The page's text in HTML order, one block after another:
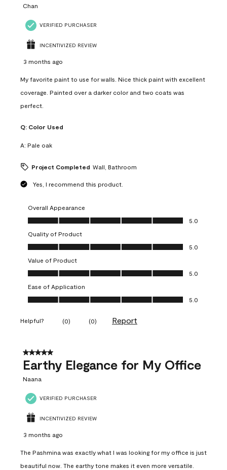
Chan
VERIFIED PURCHASER
INCENTIVIZED REVIEW
3 months ago
My favorite paint to use for walls. Nice thick paint with excellent
coverage. Painted over a darker color and two coats was
perfect.
Q: Color Used
A: Pale oak
Project Completed Wall, Bathroom
Yes, I recommend this product.
Overall Appearance
Overall Appearance, 5.0 out of 5
5.0
Quality of Product
Quality of Product, 5.0 out of 5
5.0
Value of Product
Value of Product, 5.0 out of 5
5.0
Ease of Application
Ease of Application, 5.0 out of 5
5.0
Helpful? (0) (0) Report
5 out of 5 stars.
Earthy Elegance for My Office
Naana
VERIFIED PURCHASER
INCENTIVIZED REVIEW
3 months ago
The Pashmina was exactly what I was looking for my office is just
beautiful now. The earthy tone makes it even more versatile.